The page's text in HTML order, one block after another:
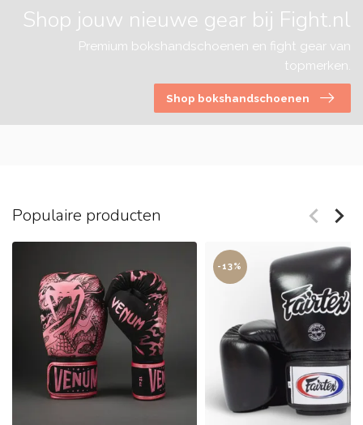
Shop jouw nieuwe gear bij Fight.nl
Premium bokshandschoenen en fight gear van
topmerken.
Shop bokshandschoenen
Populaire producten
-13%